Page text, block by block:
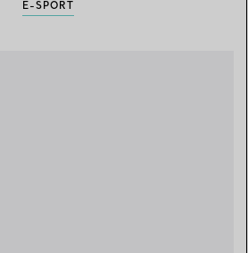
E-SPORT